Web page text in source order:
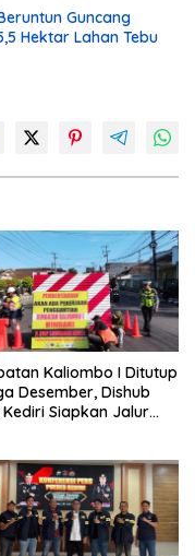
Guncang
Hektar Lahan Tebu
Kaliombo I Ditutup
Desember, Dishub
Siapkan Jalur